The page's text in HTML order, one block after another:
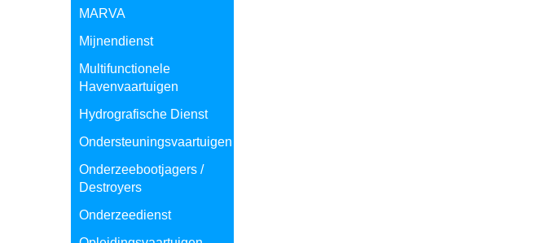
MARVA
Mijnendienst
Multifunctionele
Havenvaartuigen
Hydrografische Dienst
Ondersteuningsvaartuigen
Onderzeebootjagers /
Destroyers
Onderzeedienst